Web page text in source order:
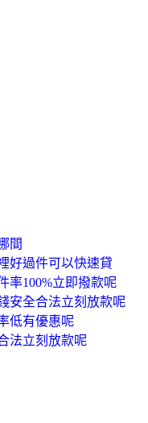
間
好過件可以快速貸
率100%立即撥款呢
安全合法立刻放款呢
低有優惠呢
法立刻放款呢